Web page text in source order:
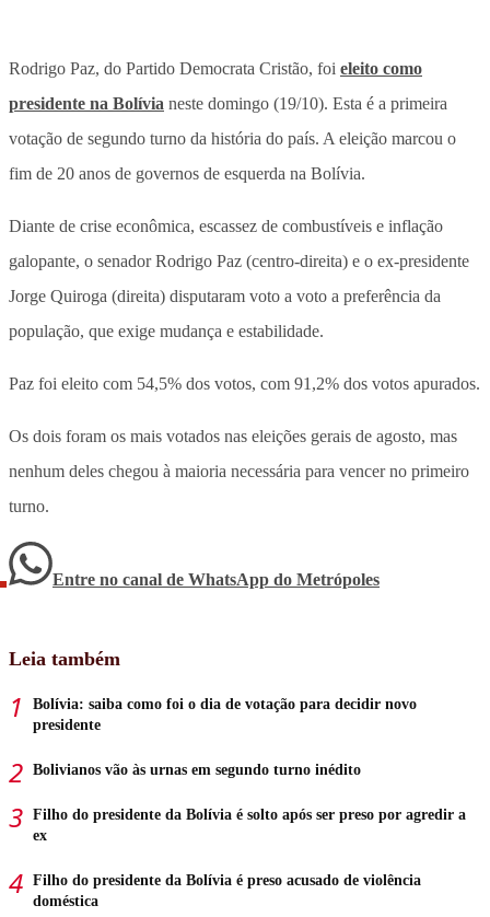
Rodrigo Paz, do Partido Democrata Cristão, foi eleito como
presidente na Bolívia neste domingo (19/10). Esta é a primeira
votação de segundo turno da história do país. A eleição marcou o
fim de 20 anos de governos de esquerda na Bolívia.
Diante de crise econômica, escassez de combustíveis e inflação
galopante, o senador Rodrigo Paz (centro-direita) e o ex-presidente
Jorge Quiroga (direita) disputaram voto a voto a preferência da
população, que exige mudança e estabilidade.
Paz foi eleito com 54,5% dos votos, com 91,2% dos votos apurados.
Os dois foram os mais votados nas eleições gerais de agosto, mas
nenhum deles chegou à maioria necessária para vencer no primeiro
turno.
Entre no canal de WhatsApp do Metrópoles
Leia também
Bolívia: saiba como foi o dia de votação para decidir novo
presidente
Bolivianos vão às urnas em segundo turno inédito
Filho do presidente da Bolívia é solto após ser preso por agredir a
ex
Filho do presidente da Bolívia é preso acusado de violência
doméstica